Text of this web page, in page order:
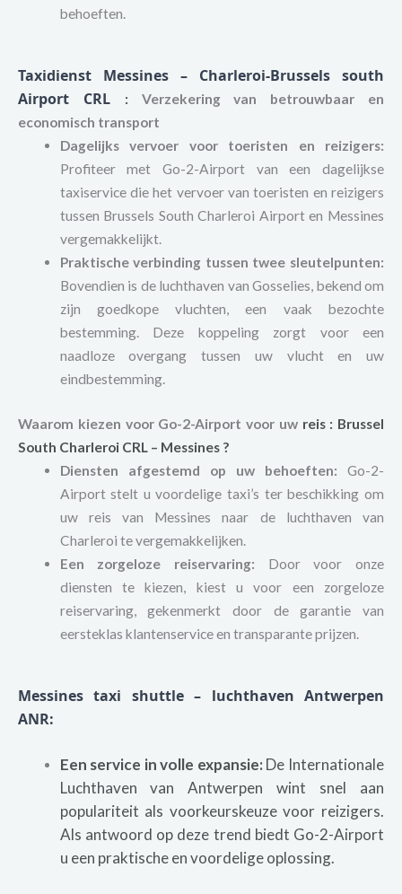
behoeften.
Taxidienst Messines – Charleroi-Brussels south
Airport CRL
:
Verzekering van betrouwbaar en
economisch transport
Dagelijks vervoer voor toeristen en reizigers:
Profiteer met Go-2-Airport van een dagelijkse
taxiservice die het vervoer van toeristen en reizigers
tussen Brussels South Charleroi Airport en Messines
vergemakkelijkt.
Praktische verbinding tussen twee sleutelpunten:
Bovendien is de luchthaven van Gosselies, bekend om
zijn goedkope vluchten, een vaak bezochte
bestemming. Deze koppeling zorgt voor een
naadloze overgang tussen uw vlucht en uw
eindbestemming.
Waarom kiezen voor Go-2-Airport voor uw reis: Brussel
South Charleroi CRL – Messines ?
Diensten afgestemd op uw behoeften: Go-2-
Airport stelt u voordelige taxi’s ter beschikking om
uw reis van Messines naar de luchthaven van
Charleroi te vergemakkelijken.
Een zorgeloze reiservaring: Door voor onze
diensten te kiezen, kiest u voor een zorgeloze
reiservaring, gekenmerkt door de garantie van
eersteklas klantenservice en transparante prijzen.
Messines taxi shuttle – luchthaven Antwerpen
ANR:
Een service in volle expansie: De Internationale
Luchthaven van Antwerpen wint snel aan
populariteit als voorkeurskeuze voor reizigers.
Als antwoord op deze trend biedt Go-2-Airport
u een praktische en voordelige oplossing.